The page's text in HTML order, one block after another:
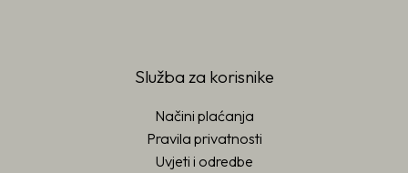
Služba za korisnike
Načini plaćanja
Pravila privatnosti
Uvjeti i odredbe